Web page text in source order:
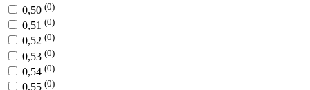
0,50 (0)
0,51 (0)
0,52 (0)
0,53 (0)
0,54 (0)
0,55 (0)